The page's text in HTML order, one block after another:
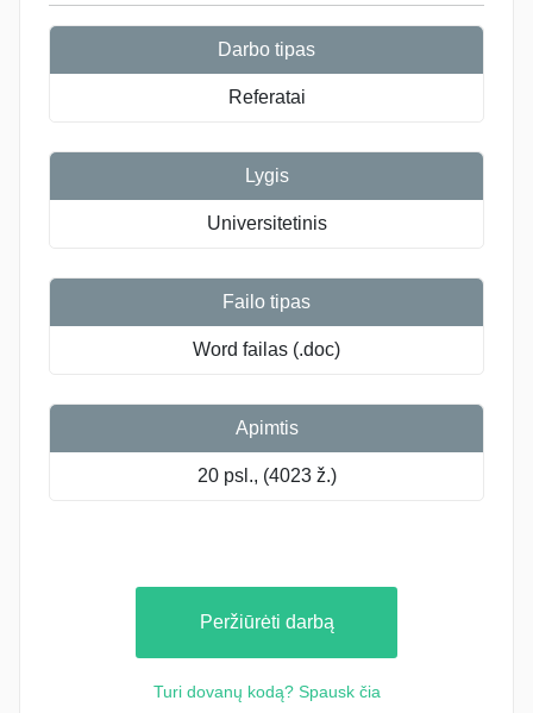
Darbo tipas
Referatai
Lygis
Universitetinis
Failo tipas
Word failas (.doc)
Apimtis
20 psl., (4023 ž.)
Peržiūrėti darbą
Turi dovanų kodą? Spausk čia